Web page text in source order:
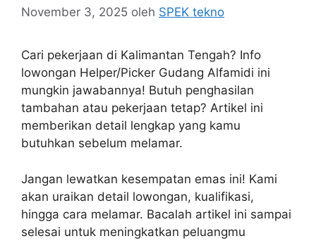
November 3, 2025 oleh SPEK tekno
Cari pekerjaan di Kalimantan Tengah? Info
lowongan Helper/Picker Gudang Alfamidi ini
mungkin jawabannya! Butuh penghasilan
tambahan atau pekerjaan tetap? Artikel ini
memberikan detail lengkap yang kamu
butuhkan sebelum melamar.
Jangan lewatkan kesempatan emas ini! Kami
akan uraikan detail lowongan, kualifikasi,
hingga cara melamar. Bacalah artikel ini sampai
selesai untuk meningkatkan peluangmu